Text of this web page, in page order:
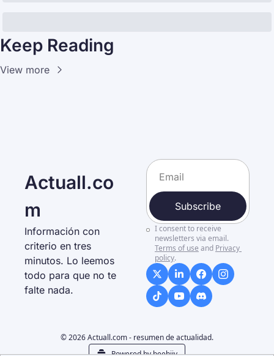
Keep Reading
View more
Actuall.co
m
Información con
criterio en tres
minutos. Lo leemos
todo para que no te
falte nada.
Subscribe
I consent to receive
newsletters via email.
Terms of use and Privacy
policy.
© 2026 Actuall.com - resumen de actualidad.
Powered by beehiiv